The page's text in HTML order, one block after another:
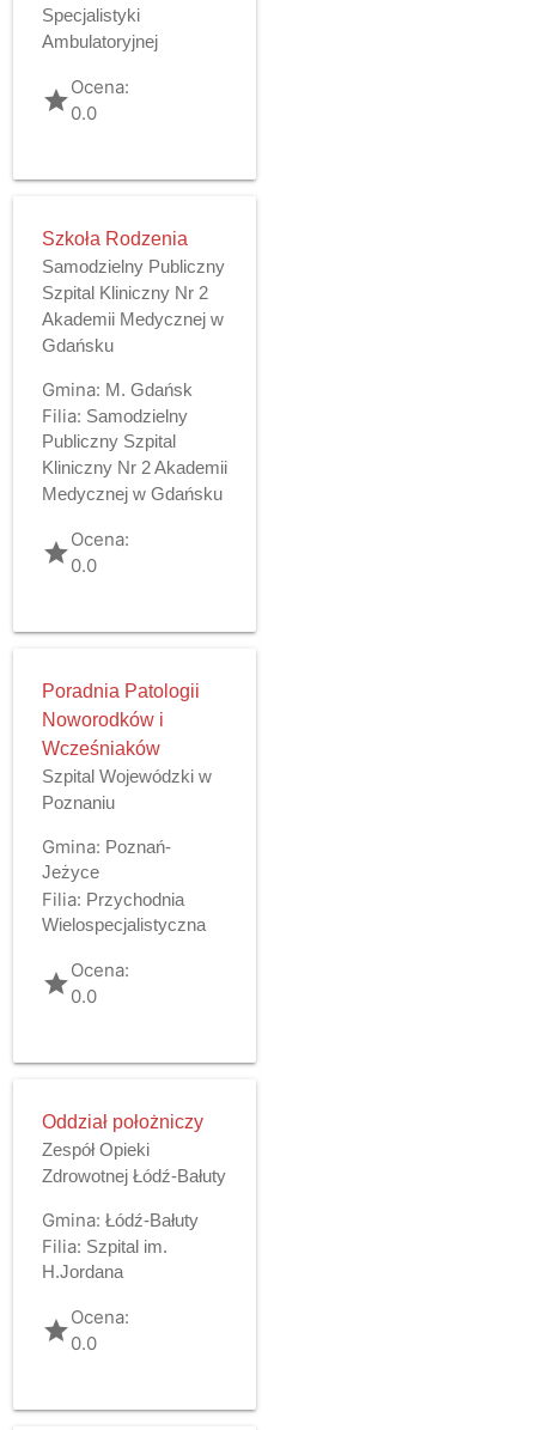
Specjalistyki
Ambulatoryjnej
gradeOcena:
0.0
Szkoła Rodzenia
Samodzielny Publiczny
Szpital Kliniczny Nr 2
Akademii Medycznej w
Gdańsku
Gmina: M. Gdańsk
Filia: Samodzielny
Publiczny Szpital
Kliniczny Nr 2 Akademii
Medycznej w Gdańsku
gradeOcena:
0.0
Poradnia Patologii
Noworodków i
Wcześniaków
Szpital Wojewódzki w
Poznaniu
Gmina: Poznań-
Jeżyce
Filia: Przychodnia
Wielospecjalistyczna
gradeOcena:
0.0
Oddział położniczy
Zespół Opieki
Zdrowotnej Łódź-Bałuty
Gmina: Łódź-Bałuty
Filia: Szpital im.
H.Jordana
gradeOcena:
0.0